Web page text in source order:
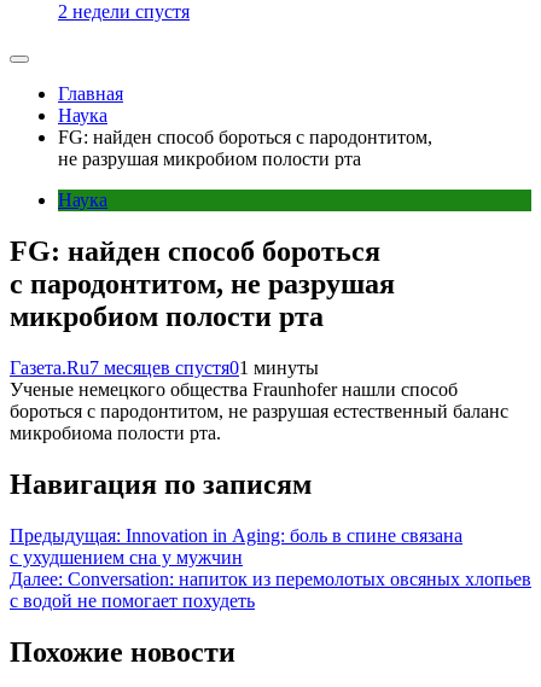
2 недели спустя
Главная
Наука
FG: найден способ бороться с пародонтитом,
не разрушая микробиом полости рта
Наука
FG: найден способ бороться
с пародонтитом, не разрушая
микробиом полости рта
Газета.Ru7 месяцев спустя01 минуты
Ученые немецкого общества Fraunhofer нашли способ
бороться с пародонтитом, не разрушая естественный баланс
микробиома полости рта.
Навигация по записям
Предыдущая: Innovation in Aging: боль в спине связана
с ухудшением сна у мужчин
Далее: Conversation: напиток из перемолотых овсяных хлопьев
с водой не помогает похудеть
Похожие новости